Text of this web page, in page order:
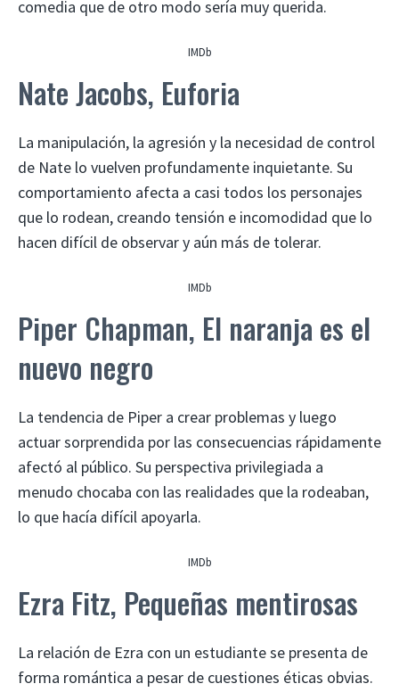
comedia que de otro modo sería muy querida.
IMDb
Nate Jacobs, Euforia
La manipulación, la agresión y la necesidad de control
de Nate lo vuelven profundamente inquietante. Su
comportamiento afecta a casi todos los personajes
que lo rodean, creando tensión e incomodidad que lo
hacen difícil de observar y aún más de tolerar.
IMDb
Piper Chapman, El naranja es el
nuevo negro
La tendencia de Piper a crear problemas y luego
actuar sorprendida por las consecuencias rápidamente
afectó al público. Su perspectiva privilegiada a
menudo chocaba con las realidades que la rodeaban,
lo que hacía difícil apoyarla.
IMDb
Ezra Fitz, Pequeñas mentirosas
La relación de Ezra con un estudiante se presenta de
forma romántica a pesar de cuestiones éticas obvias.